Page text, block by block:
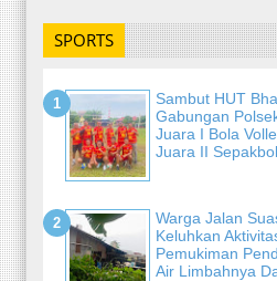
SPORTS
Sambut HUT
Gabungan
Juara I Bola
Juara II
Warga Jalan
Keluhkan
Pemukiman
Air Limbahnya